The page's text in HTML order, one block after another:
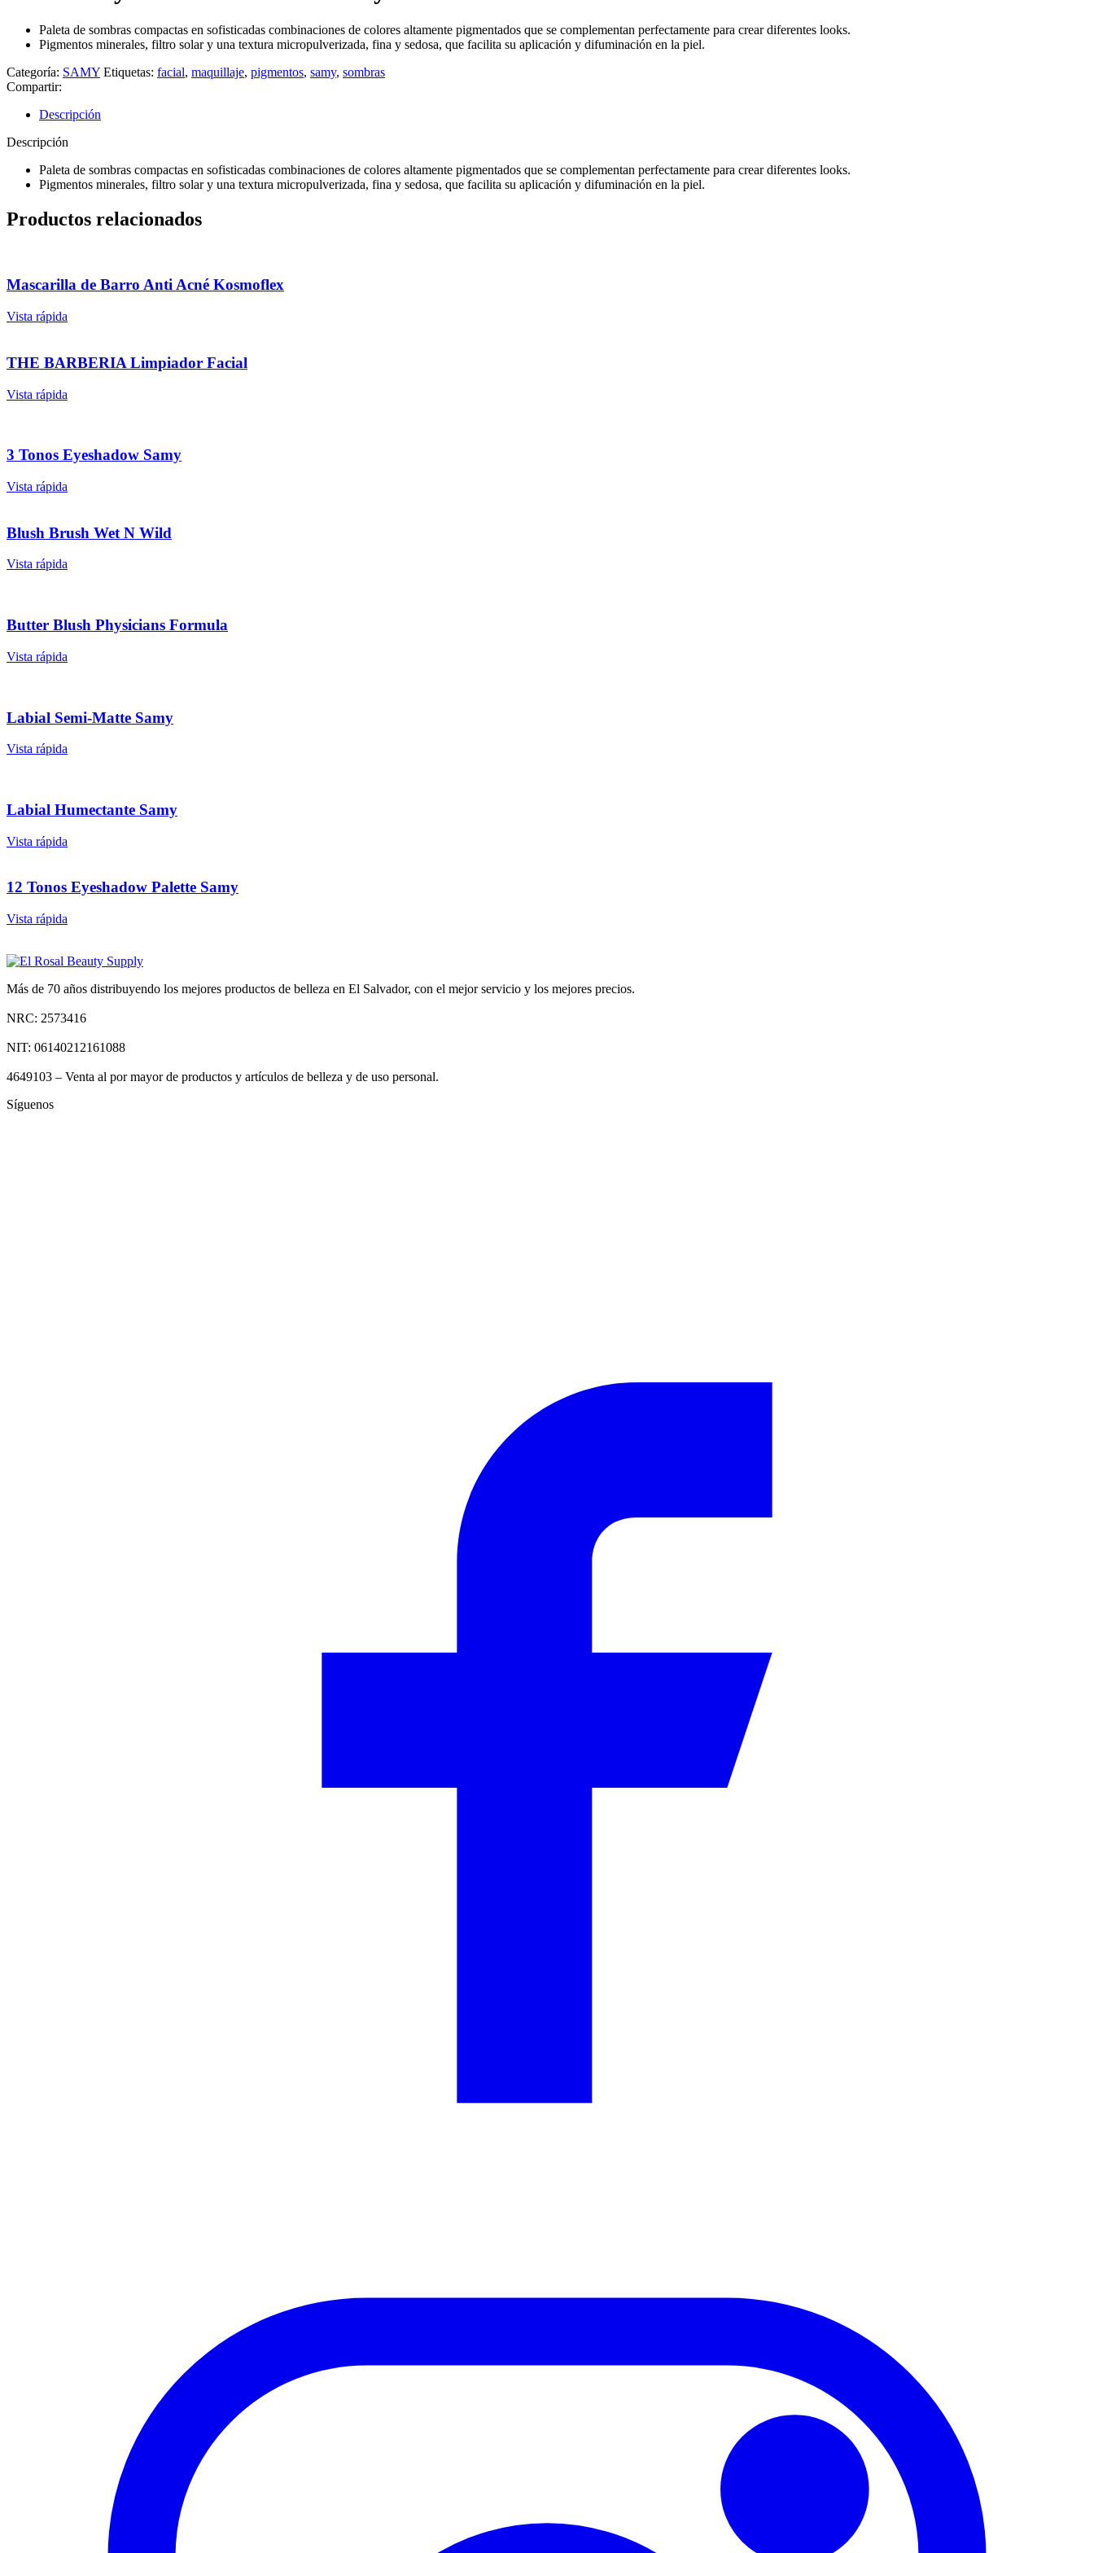
Paleta de sombras compactas en sofisticadas combinaciones de colores altamente pigmentados que se complementan perfectamente para crear diferentes looks.
Pigmentos minerales, filtro solar y una textura micropulverizada, fina y sedosa, que facilita su aplicación y difuminación en la piel.
Categoría: SAMY Etiquetas: facial, maquillaje, pigmentos, samy, sombras
Compartir:
Descripción
Descripción
Paleta de sombras compactas en sofisticadas combinaciones de colores altamente pigmentados que se complementan perfectamente para crear diferentes looks.
Pigmentos minerales, filtro solar y una textura micropulverizada, fina y sedosa, que facilita su aplicación y difuminación en la piel.
Productos relacionados
Mascarilla de Barro Anti Acné Kosmoflex
Vista rápida
THE BARBERIA Limpiador Facial
Vista rápida
3 Tonos Eyeshadow Samy
Vista rápida
Blush Brush Wet N Wild
Vista rápida
Butter Blush Physicians Formula
Vista rápida
Labial Semi-Matte Samy
Vista rápida
Labial Humectante Samy
Vista rápida
12 Tonos Eyeshadow Palette Samy
Vista rápida
Más de 70 años distribuyendo los mejores productos de belleza en El Salvador, con el mejor servicio y los mejores precios.
NRC: 2573416
NIT: 06140212161088
4649103 – Venta al por mayor de productos y artículos de belleza y de uso personal.
Síguenos